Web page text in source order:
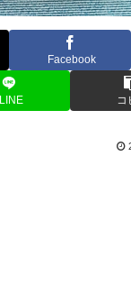
Facebook
LINE コ